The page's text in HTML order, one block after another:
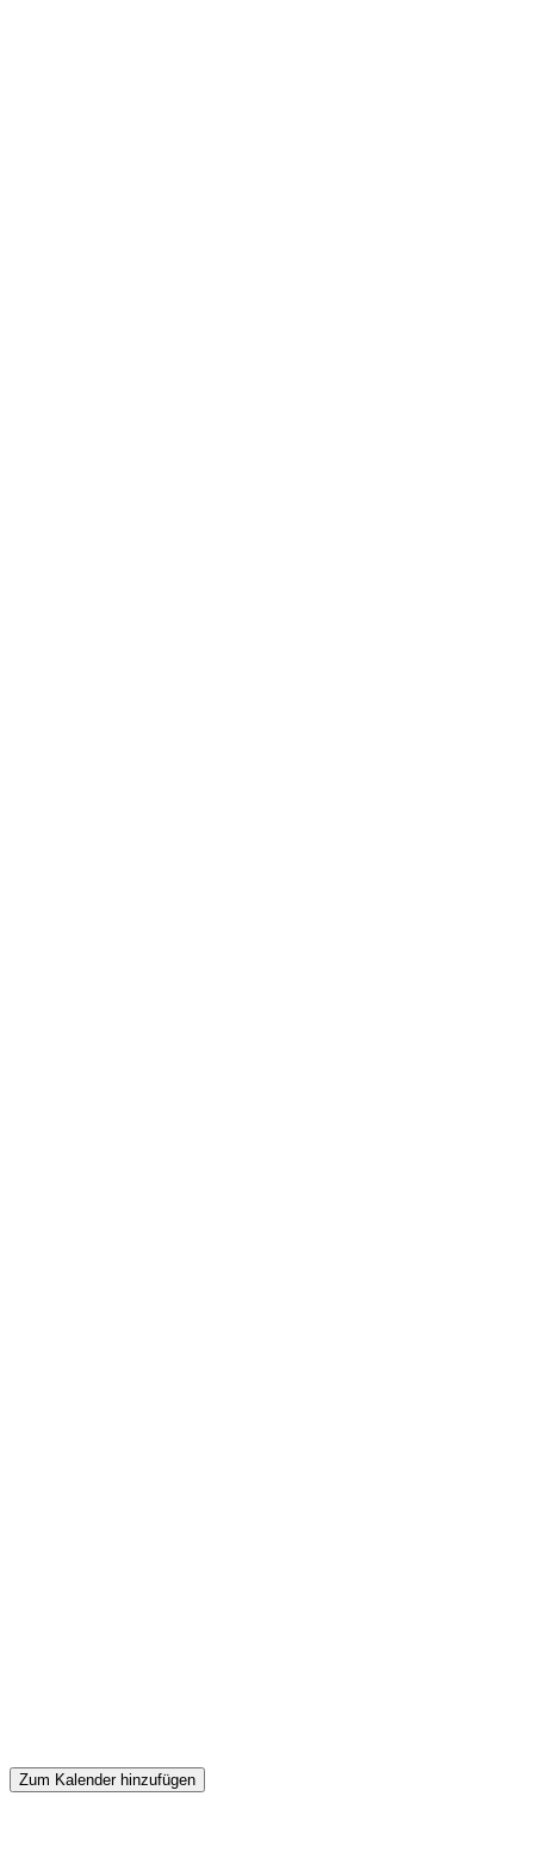
Zum Kalender hinzufügen